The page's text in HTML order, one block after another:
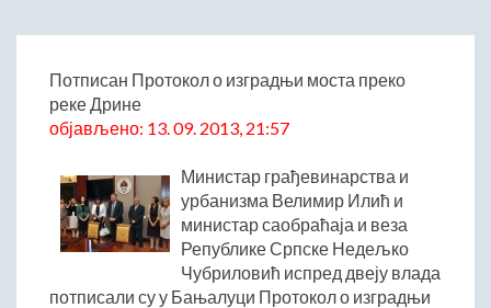
ЛОКАЛНА САМОУПРАВА
Председник општине
Заменик председника
Скупштина општине
Општинска управа
Начелник Општинске управе
Састави Управних одбора и сталних радних тела
ПРИВРЕДА
Потписан Протокол о изградњи моста преко
реке Дрине
објављено: 13. 09. 2013, 21:57
Министар грађевинарства и
урбанизма Велимир Илић и
министар саобраћаја и веза
Републике Српске Недељко
Чубриловић испред двеју влада
потписали су у Бањалуци Протокол о изградњи